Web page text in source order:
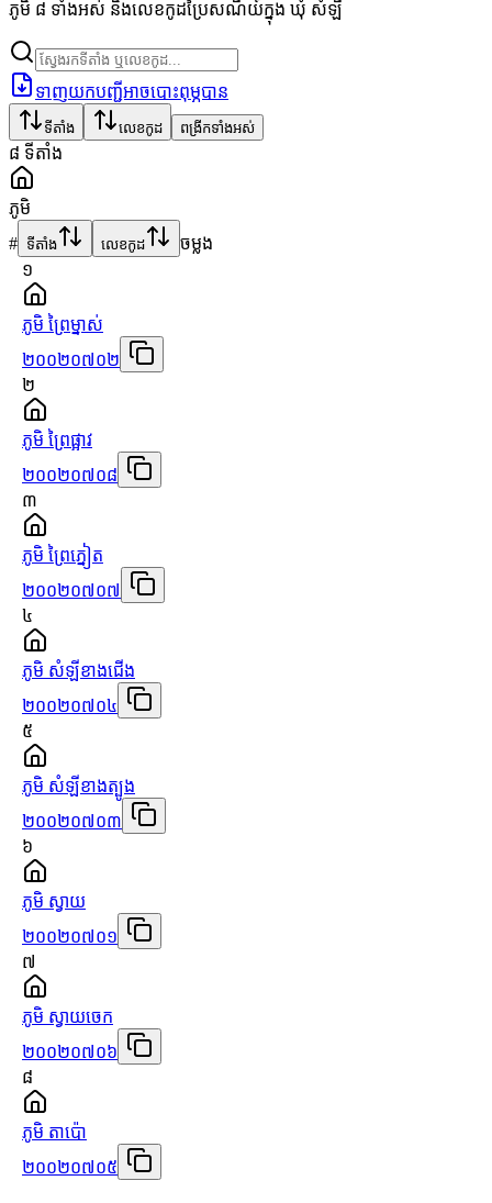
ភូមិ ៨ ទាំងអស់ និងលេខកូដប្រៃសណីយ៍ក្នុង ឃុំ សំឡី
ទាញយកបញ្ជីអាចបោះពុម្ភបាន
ទីតាំង លេខកូដ ពង្រីកទាំងអស់
៨ ទីតាំង
ភូមិ
# ទីតាំង លេខកូដ
ចម្លង
១
ភូមិ ព្រៃម្នាស់
២០០២០៧០២
២
ភូមិ ព្រៃផ្អាវ
២០០២០៧០៨
៣
ភូមិ ព្រៃភ្នៀត
២០០២០៧០៧
៤
ភូមិ សំឡីខាងជើង
២០០២០៧០៤
៥
ភូមិ សំឡីខាងត្បូង
២០០២០៧០៣
៦
ភូមិ ស្វាយ
២០០២០៧០១
៧
ភូមិ ស្វាយចេក
២០០២០៧០៦
៨
ភូមិ តាប៉ោ
២០០២០៧០៥